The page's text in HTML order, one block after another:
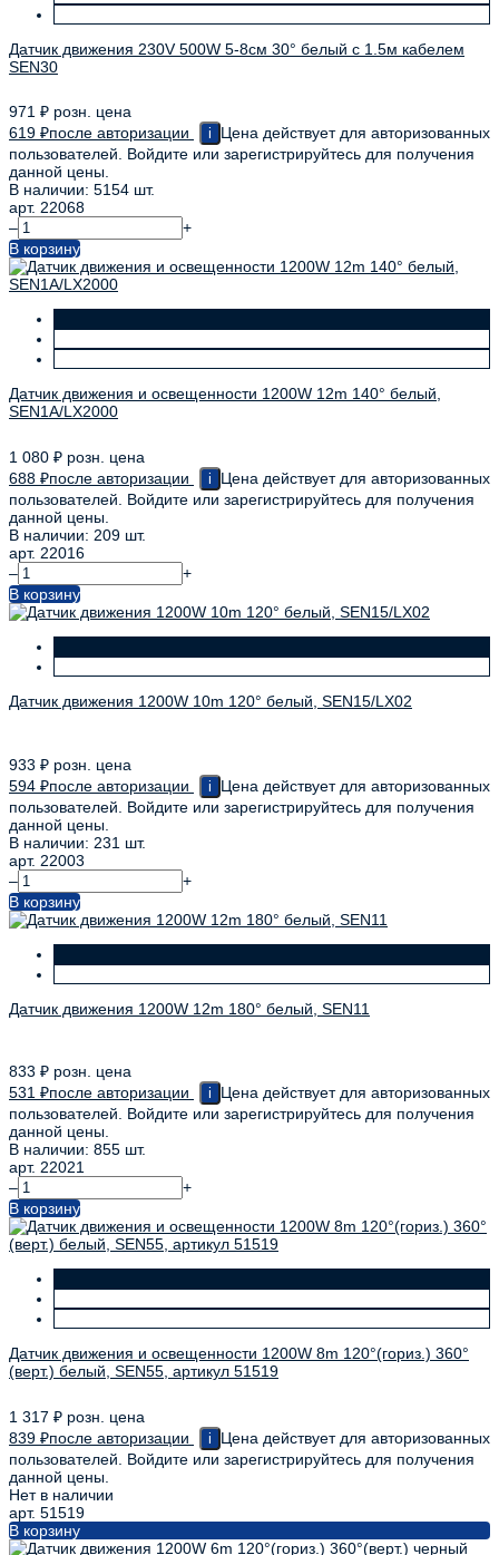
Датчик движения 230V 500W 5-8см 30° белый с 1.5м кабелем
SEN30
971 ₽ розн. цена
619 ₽после авторизации i
Цена действует для авторизованных
пользователей. Войдите или зарегистрируйтесь для получения
данной цены.
В наличии: 5154 шт.
арт. 22068
–
+
В корзину
Датчик движения и освещенности 1200W 12m 140° белый,
SEN1A/LX2000
1 080 ₽ розн. цена
688 ₽после авторизации i
Цена действует для авторизованных
пользователей. Войдите или зарегистрируйтесь для получения
данной цены.
В наличии: 209 шт.
арт. 22016
–
+
В корзину
Датчик движения 1200W 10m 120° белый, SEN15/LX02
933 ₽ розн. цена
594 ₽после авторизации i
Цена действует для авторизованных
пользователей. Войдите или зарегистрируйтесь для получения
данной цены.
В наличии: 231 шт.
арт. 22003
–
+
В корзину
Датчик движения 1200W 12m 180° белый, SEN11
833 ₽ розн. цена
531 ₽после авторизации i
Цена действует для авторизованных
пользователей. Войдите или зарегистрируйтесь для получения
данной цены.
В наличии: 855 шт.
арт. 22021
–
+
В корзину
Датчик движения и освещенности 1200W 8m 120°(гориз.) 360°
(верт.) белый, SEN55, артикул 51519
1 317 ₽ розн. цена
839 ₽после авторизации i
Цена действует для авторизованных
пользователей. Войдите или зарегистрируйтесь для получения
данной цены.
Нет в наличии
арт. 51519
В корзину